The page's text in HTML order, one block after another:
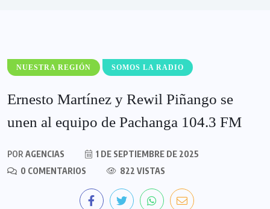
NUESTRA REGIÓN SOMOS LA RADIO
Ernesto Martínez y Rewil Piñango se
unen al equipo de Pachanga 104.3 FM
POR AGENCIAS
1 DE SEPTIEMBRE DE 2025
0 COMENTARIOS
822 VISTAS